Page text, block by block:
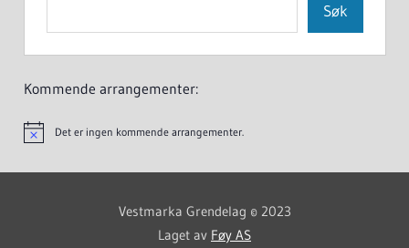
Søk
Kommende arrangementer:
Det er ingen kommende arrangementer.
Vestmarka Grendelag © 2023
Laget av Føy AS